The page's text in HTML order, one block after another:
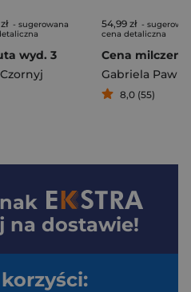
- sugerowana
wyd. 3
54,99 zł -
cena detaliczna
Cena milczenia
Gabriela
8,0 (55)
na dostawie!